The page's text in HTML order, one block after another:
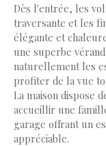
Dès l'entrée, les
traversante et les
élégante et
une superbe
naturellement les
profiter de la vue
La maison dispose
accueillir une
garage offrant un
appréciable.